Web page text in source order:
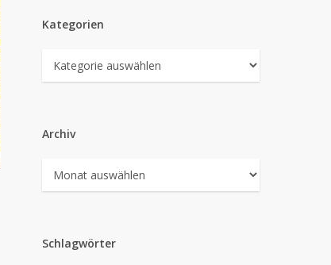
Kategorien
Kategorien
Archiv
Archiv
Schlagwörter